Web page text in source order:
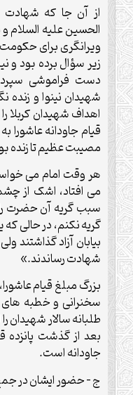
از آن جا که شهادت
الحسین علیه السلام و
ویرانگری برای
زیر سؤال برده بود و
دست فراموشی
شهیدان نینوا و زنده
اهداف شهیدان کربلا
قیام جاودانه
مصیبت عظیم تا زنده
هر وقت امام می
می افتاد، اشک از
سبب گریه آن حضرت
گریه نکنم، در حالی
بیابان آزاد گذاشتند
شهادت رساندند.»
بزرگ مبلغ قیام
سخنرانی و خطبه
طلبانه سالار
بعد از گذشت
جاودانه است.
ج – حضور ایشان در